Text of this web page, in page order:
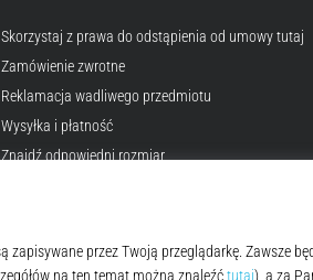
Skorzystaj z prawa do odstąpienia od umowy tutaj
Zamówienie zwrotne
Reklamacja wadliwego przedmiotu
Wysyłka i płatność
Znajdź odpowiedni rozmiar
Polityka prywatności